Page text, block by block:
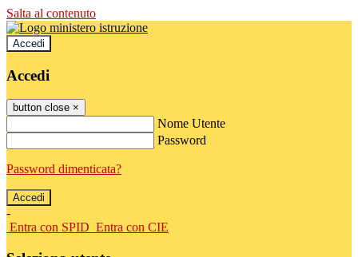
Salta al contenuto
Accedi
Accedi
button close ×
Nome Utente
Password
Password dimenticata?
-
Entra con SPID Entra con CIE